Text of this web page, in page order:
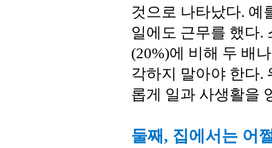
것으로 나타났다. 예
일에도 근무를 했다.
(20%)에 비해 두 배
각하지 말아야 한다.
롭게 일과 사생활을
둘째, 집에서는 어